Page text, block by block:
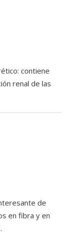
contiene
renal de las
de
en fibra y en